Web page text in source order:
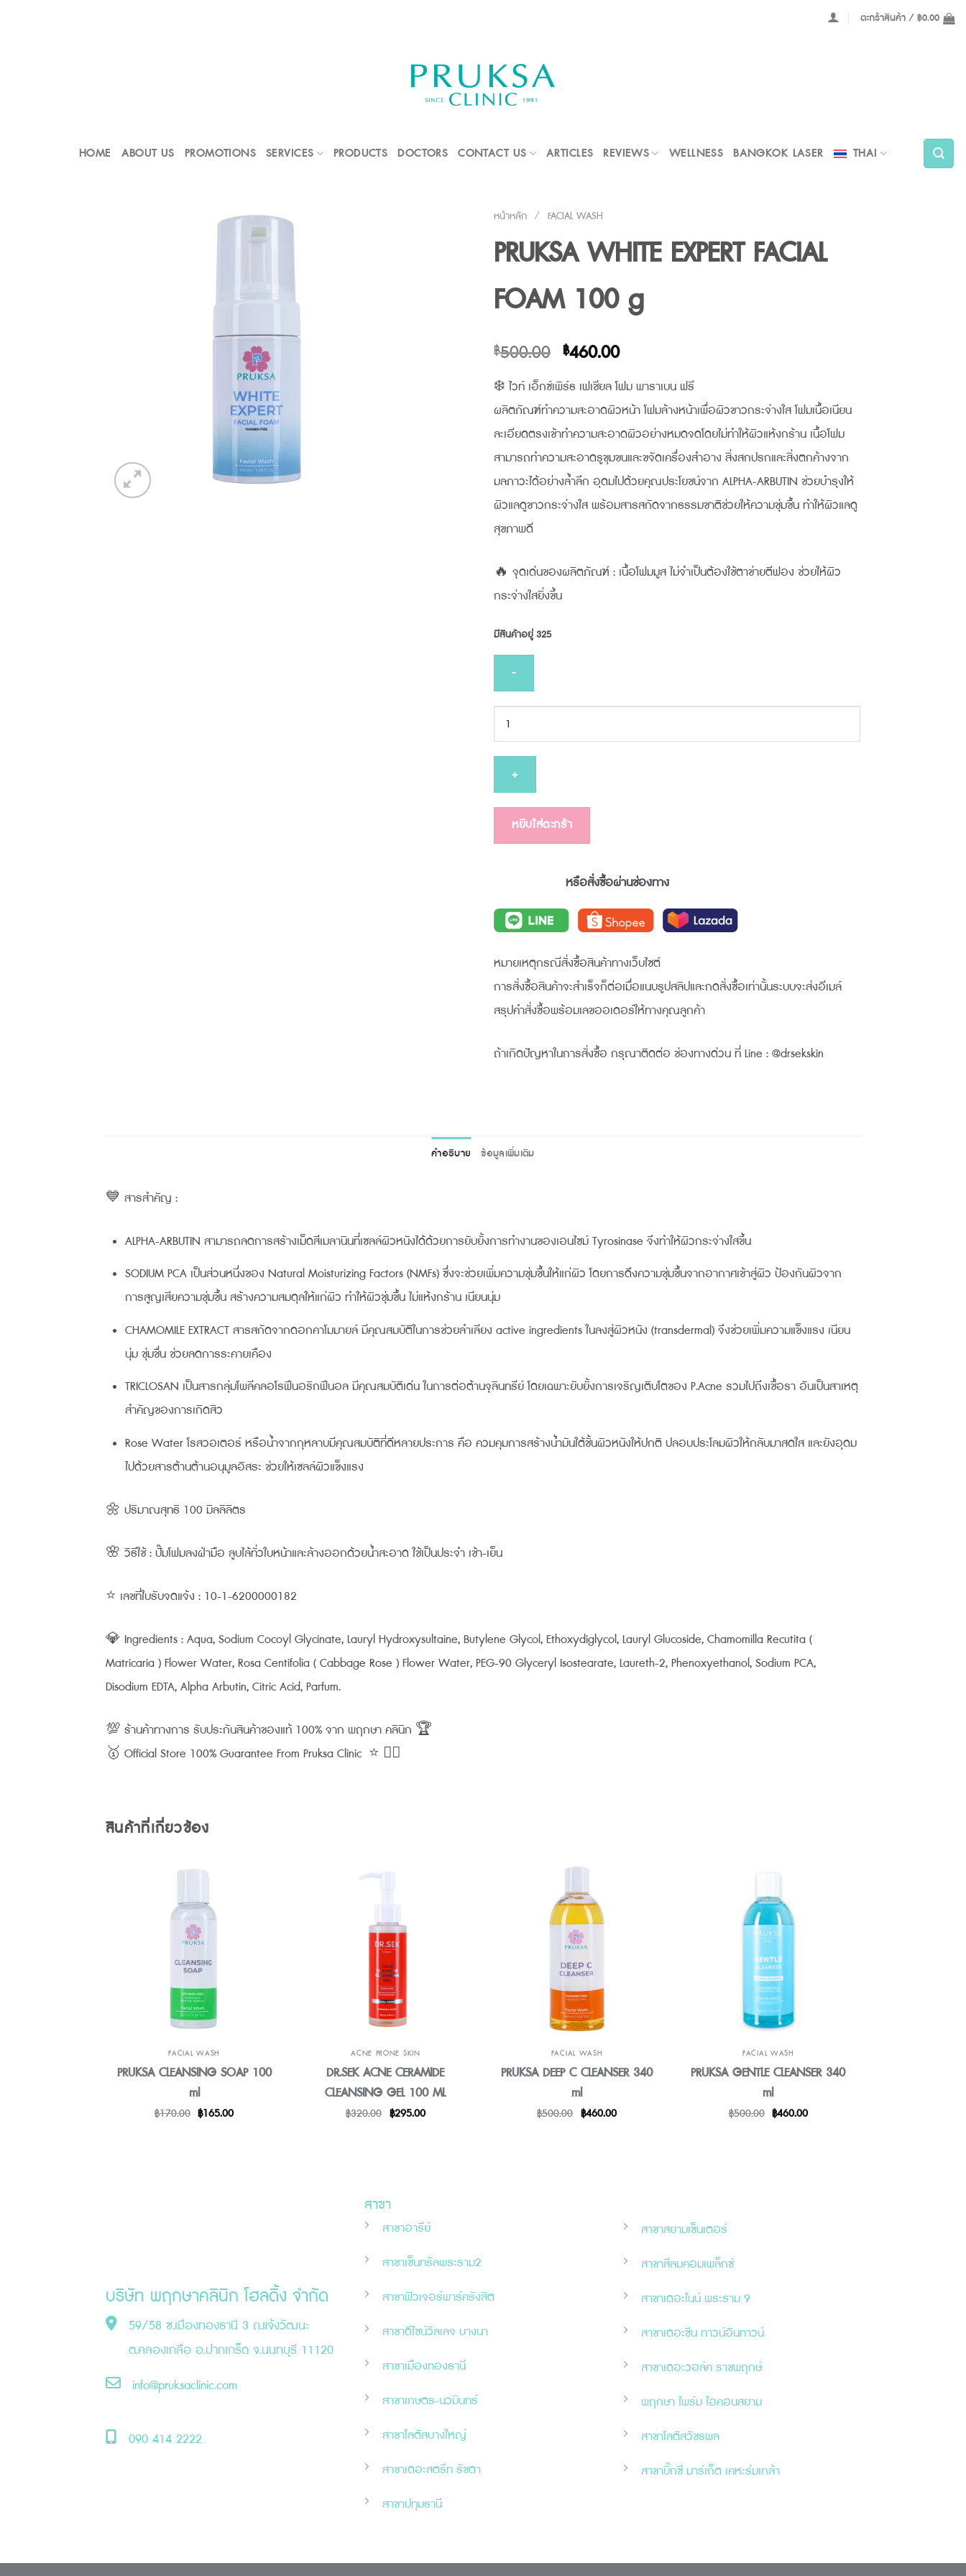
ตะกร้าสินค้า / ฿0.00
HOME ABOUT US PROMOTIONS SERVICES PRODUCTS DOCTORS CONTACT US ARTICLES REVIEWS WELLNESS BANGKOK LASER THAI
หน้าหลัก / FACIAL WASH
PRUKSA WHITE EXPERT FACIAL
FOAM 100 g
฿500.00 Original
price
was:
฿500.00.
฿460.00Current
price
is:
฿460.00.
❄️ ไวท์ เอ็กซ์เพิร์ธ เฟเชียล โฟม พาราเบน ฟรี
ผลิตภัณฑ์ทำความสะอาดผิวหน้า โฟมล้างหน้าเพื่อผิวขาวกระจ่างใส โฟมเนื้อเนียน
ละเอียดตรงเข้าทำความสะอาดผิวอย่างหมดจดโดยไม่ทำให้ผิวแห้งกร้าน เนื้อโฟม
สามารถทำความสะอาดรูขุมขนและขจัดเครื่องสำอาง สิ่งสกปรกและสิ่งตกค้างจาก
มลภาวะได้อย่างล้ำลึก อุดมไปด้วยคุณประโยชน์จาก ALPHA-ARBUTIN ช่วยบำรุงให้
ผิวแลดูขาวกระจ่างใส พร้อมสารสกัดจากธรรมชาติช่วยให้ความชุ่มชื้น ทำให้ผิวแลดู
สุขภาพดี
🔥 จุดเด่นของผลิตภัณฑ์ : เนื้อโฟมมูส ไม่จำเป็นต้องใช้ตาข่ายตีฟอง ช่วยให้ผิว
กระจ่างใสยิ่งขึ้น
มีสินค้าอยู่ 325
WHITE
EXPERT
FOAMหยิบใส่ตะกร้า
หรือสั่งซื้อผ่านช่องทาง
หมายเหตุกรณีสั่งซื้อสินค้าทางเว็บไซต์
การสั่งซื้อสินค้าจะสำเร็จก็ต่อเมื่อแนบรูปสลิปและกดสั่งซื้อเท่านั้นระบบจะส่งอีเมล์
สรุปคำสั่งซื้อพร้อมเลขออเดอร์ให้ทางคุณลูกค้า
ถ้าเกิดปัญหาในการสั่งซื้อ กรุณาติดต่อ ช่องทางด่วน ที่ Line : @drsekskin
คำอธิบาย ข้อมูลเพิ่มเติม
💙 สารสำคัญ :
ALPHA-ARBUTIN สามารถลดการสร้างเม็ดสีเมลานินที่เซลล์ผิวหนังได้ด้วยการยับยั้งการทำงานของเอนไซม์ Tyrosinase จึงทำให้ผิวกระจ่างใสขึ้น
SODIUM PCA เป็นส่วนหนึ่งของ Natural Moisturizing Factors (NMFs) ซึ่งจะช่วยเพิ่มความชุ่มชื้นให้แก่ผิว โดยการดึงความชุ่มชื้นจากอากาศเข้าสู่ผิว ป้องกันผิวจาก
การสูญเสียความชุ่มชื้น สร้างความสมดุลให้แก่ผิว ทำให้ผิวชุ่มชื้น ไม่แห้งกร้าน เนียนนุ่ม
CHAMOMILE EXTRACT สารสกัดจากดอกคาโมมายล์ มีคุณสมบัติในการช่วยลำเลียง active ingredients ในลงสู่ผิวหนัง (transdermal) จึงช่วยเพิ่มความแข็งแรง เนียน
นุ่ม ชุ่มชื่น ช่วยลดการระคายเคือง
TRICLOSAN เป็นสารกลุ่มโพลีคลอโรฟีนอริกฟีนอล มีคุณสมบัติเด่น ในการต่อต้านจุลินทรีย์ โดยเฉพาะยับยั้งการเจริญเติบโตของ P.Acne รวมไปถึงเชื้อรา อันเป็นสาเหตุ
สำคัญของการเกิดสิว
Rose Water โรสวอเตอร์ หรือน้ำจากกุหลาบมีคุณสมบัติที่ดีหลายประการ คือ ควมคุมการสร้างน้ำมันใต้ชั้นผิวหนังให้ปกติ ปลอบประโลมผิวให้กลับมาสดใส และยังอุดม
ไปด้วยสารต้านต้านอนุมูลอิสระ ช่วยให้เซลล์ผิวแข็งแรง
🌼 ปริมาณสุทธิ 100 มิลลิลิตร
🌸 วิธีใช้ : ปั๊มโฟมลงฝ่ามือ ลูบไล้ทั่วใบหน้าและล้างออกด้วยน้ำสะอาด ใช้เป็นประจำ เช้า-เย็น
⭐ เลขที่ใบรับจดแจ้ง : 10-1-6200000182
💎 Ingredients : Aqua, Sodium Cocoyl Glycinate, Lauryl Hydroxysultaine, Butylene Glycol, Ethoxydiglycol, Lauryl Glucoside, Chamomilla Recutita (
Matricaria ) Flower Water, Rosa Centifolia ( Cabbage Rose ) Flower Water, PEG-90 Glyceryl Isostearate, Laureth-2, Phenoxyethanol, Sodium PCA,
Disodium EDTA, Alpha Arbutin, Citric Acid, Parfum.
💯 ร้านค้าทางการ รับประกันสินค้าของแท้ 100% จาก พฤกษา คลินิก 🏆
🥇 Official Store 100% Guarantee From Pruksa Clinic ⭐️ 👨‍⚕️
สินค้าที่เกี่ยวข้อง
FACIAL WASH
PRUKSA CLEANSING SOAP 100
ml
฿170.00 Original
฿165.00Current
ACNE PRONE SKIN
DR.SEK ACNE CERAMIDE
CLEANSING GEL 100 ML
฿320.00 Original
฿295.00Current
FACIAL WASH
PRUKSA DEEP C CLEANSER 340
ml
฿500.00 Original
฿460.00Current
FACIAL WASH
PRUKSA GENTLE CLEANSER 340
ml
฿500.00 Original
฿460.00Current
บริษัท พฤกษาคลินิก โฮลดิ้ง จำกัด
59/58 ซ.เมืองทองธานี 3 ถ.แจ้งวัฒนะ
ต.คลองเกลือ อ.ปากเกร็ด จ.นนทบุรี 11120
info@pruksaclinic.com
090 414 2222
สาขา
สาขาอารีย์
สาขาเซ็นทรัลพระราม2
สาขาฟิวเจอร์พาร์ครังสิต
สาขาดีไซน์วิลเลจ บางนา
สาขาเมืองทองธานี
สาขาเกษตร-นวมินทร์
สาขาโลตัสบางใหญ่
สาขาเดอะสตรีท รัชดา
สาขาปทุมธานี
สาขาสยามเซ็นเตอร์
สาขาสีลมคอมเพล็กซ์
สาขาเดอะไนน์ พระราม 9
สาขาเดอะซีน ทาวน์อินทาวน์
สาขาเดอะวอล์ค ราชพฤกษ์
พฤกษา ไพร์ม ไอคอนสยาม
สาขาโลตัสวัชรพล
สาขาบิ๊กซี มาร์เก็ต เคหะร่มเกล้า